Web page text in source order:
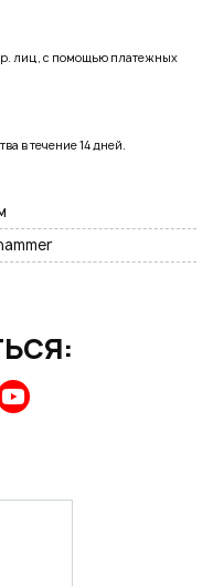
лиц, с помощью платежных
в течение 14 дней.
согласие на обработку